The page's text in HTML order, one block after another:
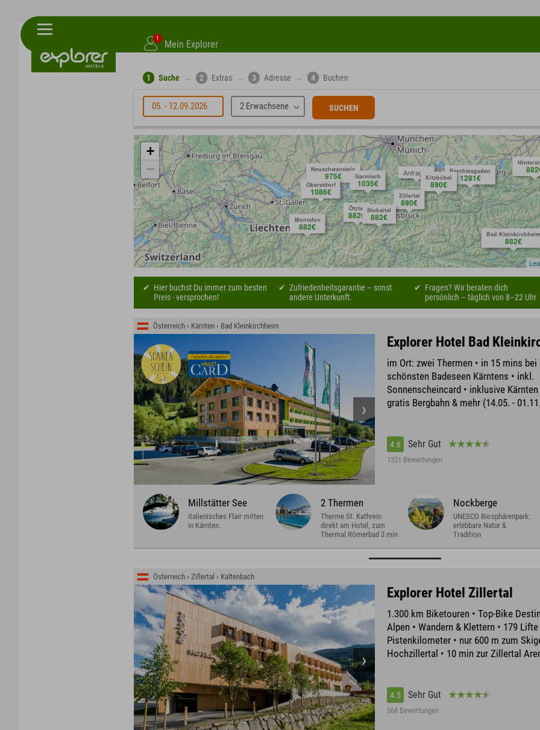
1
Mein Explorer
1 Suche → 2 Extras → 3 Adresse → 4 Buchen
05. - 12.09.2026 2 Erwachsene SUCHEN
Bad Kleinkirchheim
882€
Zillertal
890€
Stubaital
882€
Ötztal
882€
Oberstdorf
1086€
Neuschwanstein
975€
Montafon
882€
Kitzbühel
890€
Garmisch
1035€
Berchtesgaden
1281€
Anfragen
+
−
Hier buchst Du immer zum besten
Preis - versprochen!
Zufriedenheitsgarantie – sonst
andere Unterkunft.
Fragen? Wir beraten dich
persönlich – täglich von 8–22 Uhr
Österreich › Kärnten › Bad Kleinkirchheim
Explorer Hotel Bad
im Ort: zwei Thermen • in 15 mins bei
schönsten Badeseen Kärntens • inkl.
Sonnenscheincard • inklusive
gratis Bergbahn & mehr (14.05. -
4.6 Sehr Gut
1321 Bewertungen
Millstätter See
italienisches Flair mitten
in Kärnten.
2 Thermen
Therme St. Kathrein
direkt am Hotel, zum
Thermal Römerbad 3 min
Nockberge
UNESCO Biosphärenpark:
erlebbare Natur &
Tradition
Österreich › Zillertal › Kaltenbach
Explorer Hotel Zillertal
1.300 km Biketouren • Top-Bike
Alpen • Wandern & Klettern • 179
Pistenkilometer • nur 600 m zum
Hochzillertal • 10 min zur Zillertal
4.5 Sehr Gut
568 Bewertungen